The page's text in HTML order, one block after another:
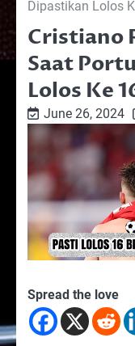
Dipastikan Lolos
Cristiano
Saat
Lolos Ke
June 26, 2024
Spread the love